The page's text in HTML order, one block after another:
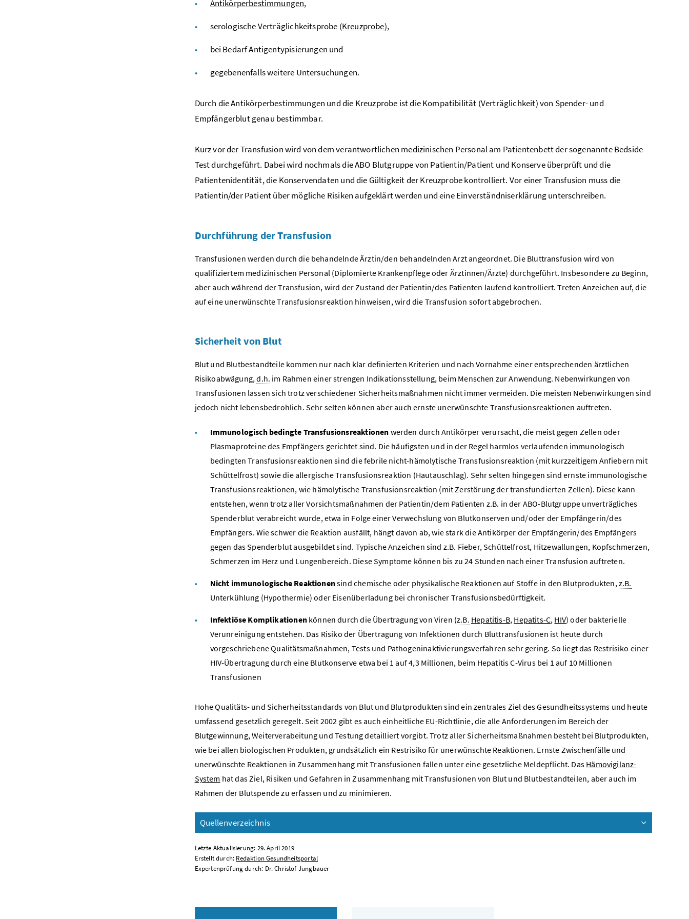
Antikörperbestimmungen,
serologische Verträglichkeitsprobe (Kreuzprobe),
bei Bedarf Antigentypisierungen und
gegebenenfalls weitere Untersuchungen.
Durch die Antikörperbestimmungen und die Kreuzprobe ist die Kompatibilität (Verträglichkeit) von Spender- und
Empfängerblut genau bestimmbar.
Kurz vor der Transfusion wird von dem verantwortlichen medizinischen Personal am Patientenbett der sogenannteBedside-
Test durchgeführt. Dabei wird nochmals die ABO Blutgruppe von Patientin/Patient und Konserve überprüft und die
Patientenidentität, die Konservendaten und die Gültigkeit der Kreuzprobe kontrolliert. Vor einer Transfusion muss die
Patientin/der Patient über mögliche Risiken aufgeklärt werden und eine Einverständniserklärung unterschreiben.
Durchführung der Transfusion
Transfusionen werden durch die behandelnde Ärztin/den behandelnden Arzt angeordnet. Die Bluttransfusion wird von
qualifiziertem medizinischen Personal (Diplomierte Krankenpflege oder Ärztinnen/Ärzte) durchgeführt. Insbesondere zu Beginn,
aber auch während der Transfusion, wird der Zustand der Patientin/des Patienten laufend kontrolliert. Treten Anzeichen auf, die
auf eine unerwünschte Transfusionsreaktion hinweisen, wird die Transfusion sofort abgebrochen.
Sicherheit von Blut
Blut und Blutbestandteile kommen nur nach klar definierten Kriterien und nach Vornahme einer entsprechenden ärztlichen
Risikoabwägung,d.h. im Rahmen einer strengen Indikationsstellung, beim Menschen zur Anwendung. Nebenwirkungen von
Transfusionen lassen sich trotz verschiedener Sicherheitsmaßnahmen nicht immer vermeiden. Die meisten Nebenwirkungen sind
jedoch nicht lebensbedrohlich. Sehr selten können aber auch ernste unerwünschte Transfusionsreaktionen auftreten.
Immunologisch bedingte Transfusionsreaktionen werden durch Antikörper verursacht, die meist gegen Zellen oder
Plasmaproteine des Empfängers gerichtet sind. Die häufigsten und in der Regel harmlos verlaufenden immunologisch
bedingten Transfusionsreaktionen sind die febrile nicht-hämolytische Transfusionsreaktion (mit kurzzeitigem Anfiebern mit
Schüttelfrost) sowie die allergische Transfusionsreaktion (Hautauschlag). Sehr selten hingegen sind ernste immunologische
Transfusionsreaktionen, wie hämolytische Transfusionsreaktion (mit Zerstörung der transfundierten Zellen). Diese kann
entstehen, wenn trotz aller Vorsichtsmaßnahmen der Patientin/dem Patienten z.B. in der ABO-Blutgruppe unverträgliches
Spenderblut verabreicht wurde, etwa in Folge einer Verwechslung von Blutkonserven und/oder der Empfängerin/des
Empfängers. Wie schwer die Reaktion ausfällt, hängt davon ab, wie stark die Antikörper der Empfängerin/des Empfängers
gegen das Spenderblut ausgebildet sind. Typische Anzeichen sind z.B. Fieber, Schüttelfrost, Hitzewallungen, Kopfschmerzen,
Schmerzen im Herz und Lungenbereich. Diese Symptome können bis zu 24 Stunden nach einer Transfusion auftreten.
Nicht immunologische Reaktionensind chemische oder physikalische Reaktionen auf Stoffe in den Blutprodukten, z.B.
Unterkühlung (Hypothermie) oder Eisenüberladung bei chronischer Transfusionsbedürftigkeit.
Infektiöse Komplikationenkönnen durch die Übertragung von Viren (z.B. Hepatitis-B, Hepatits-C, HIV) oder bakterielle
Verunreinigung entstehen. Das Risiko der Übertragung von Infektionen durch Bluttransfusionen ist heute durch
vorgeschriebene Qualitätsmaßnahmen, Tests und Pathogeninaktivierungsverfahren sehr gering. So liegt das Restrisiko einer
HIV-Übertragung durch eine Blutkonserve etwa bei 1 auf 4,3 Millionen, beim Hepatitis C-Virus bei 1 auf 10 Millionen
Transfusionen
Hohe Qualitäts- und Sicherheitsstandards von Blut und Blutprodukten sind ein zentrales Ziel des Gesundheitssystems und heute
umfassend gesetzlich geregelt. Seit 2002 gibt es auch einheitliche EU-Richtlinie, die alle Anforderungen im Bereich der
Blutgewinnung, Weiterverabeitung und Testung detailliert vorgibt. Trotz aller Sicherheitsmaßnahmen besteht bei Blutprodukten,
wie bei allen biologischen Produkten, grundsätzlich ein Restrisiko für unerwünschte Reaktionen. Ernste Zwischenfälle und
unerwünschte Reaktionen in Zusammenhang mit Transfusionen fallen unter eine gesetzliche Meldepflicht. Das Hämovigilanz-
System hat das Ziel, Risiken und Gefahren in Zusammenhang mit Transfusionen von Blut und Blutbestandteilen, aber auch im
Rahmen der Blutspende zu erfassen und zu minimieren.
Quellenverzeichnis
Letzte Aktualisierung: 29. April 2019
Erstellt durch: Redaktion Gesundheitsportal
Expertenprüfung durch: Dr. Christof Jungbauer